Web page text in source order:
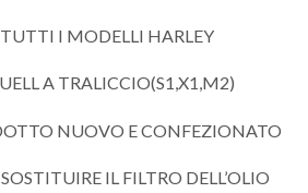
I MODELLI HARLEY
A TRALICCIO(S1,X1,M2)
NUOVO E CONFEZIONATO
IL FILTRO DELL’OLIO